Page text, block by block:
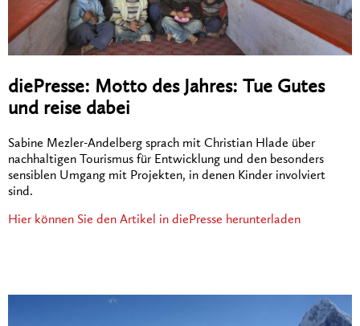
diePresse: Motto des Jahres: Tue Gutes
und reise dabei
Sabine Mezler-Andelberg sprach mit Christian Hlade über
nachhaltigen Tourismus für Entwicklung und den besonders
sensiblen Umgang mit Projekten, in denen Kinder involviert
sind.
Hier können Sie den Artikel in diePresse herunterladen